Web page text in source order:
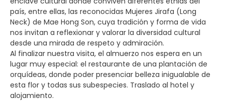
país, entre ellas, las reconocidas Mujeres Jirafa (Long
Neck) de Mae Hong Son, cuya tradición y forma de vida
nos invitan a reflexionar y valorar la diversidad cultural
desde una mirada de respeto y admiración.
Al finalizar nuestra visita, el almuerzo nos espera en un
lugar muy especial: el restaurante de una plantación de
orquídeas, donde poder presenciar belleza inigualable de
esta flor y todas sus subespecies. Traslado al hotel y
alojamiento.